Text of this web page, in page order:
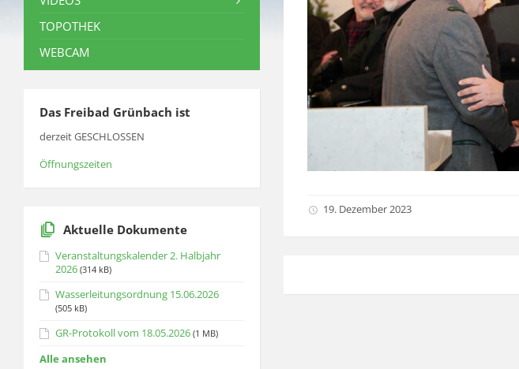
19. Dezember 2023
TOPOTHEK
WEBCAM
Das Freibad Grünbach ist
derzeit GESCHLOSSEN
Öffnungszeiten
Aktuelle Dokumente
Veranstaltungskalender 2. Halbjahr
2026 (314 kB)
Wasserleitungsordnung 15.06.2026
(505 kB)
GR-Protokoll vom 18.05.2026 (1 MB)
Alle ansehen